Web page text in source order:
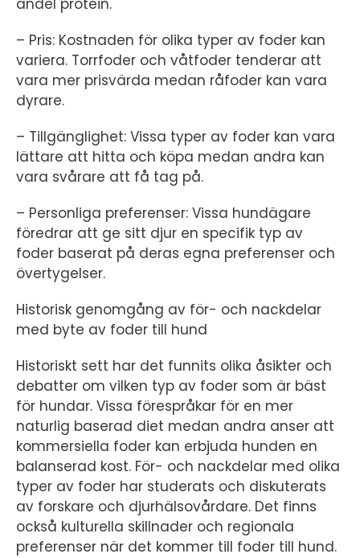
andel protein.
– Pris: Kostnaden för olika typer av foder kan
variera. Torrfoder och våtfoder tenderar att
vara mer prisvärda medan råfoder kan vara
dyrare.
– Tillgänglighet: Vissa typer av foder kan vara
lättare att hitta och köpa medan andra kan
vara svårare att få tag på.
– Personliga preferenser: Vissa hundägare
föredrar att ge sitt djur en specifik typ av
foder baserat på deras egna preferenser och
övertygelser.
Historisk genomgång av för- och nackdelar
med byte av foder till hund
Historiskt sett har det funnits olika åsikter och
debatter om vilken typ av foder som är bäst
för hundar. Vissa förespråkar för en mer
naturlig baserad diet medan andra anser att
kommersiella foder kan erbjuda hunden en
balanserad kost. För- och nackdelar med olika
typer av foder har studerats och diskuterats
av forskare och djurhälsovårdare. Det finns
också kulturella skillnader och regionala
preferenser när det kommer till foder till hund.